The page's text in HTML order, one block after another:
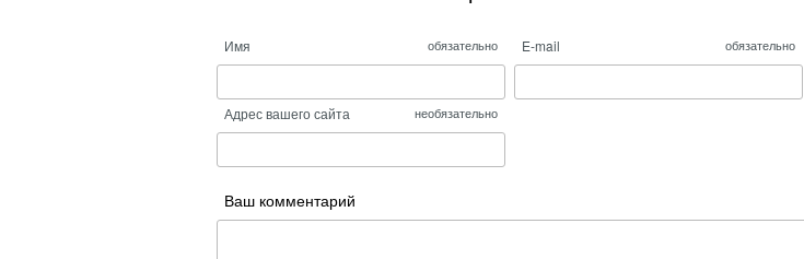
Имя обязательно E-mail обязательно
Адрес вашего сайта необязательно
Ваш комментарий